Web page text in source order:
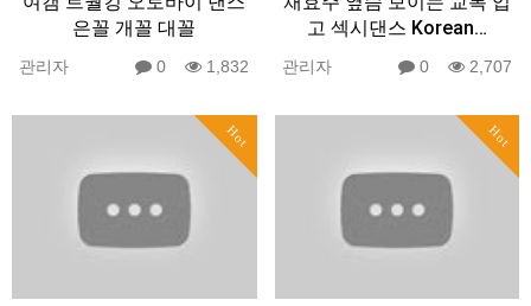
은꼴 개꼴 대꼴
관리자 0 1,832
고 섹시댄스 Korean…
관리자 0 2,707
Hot Hot